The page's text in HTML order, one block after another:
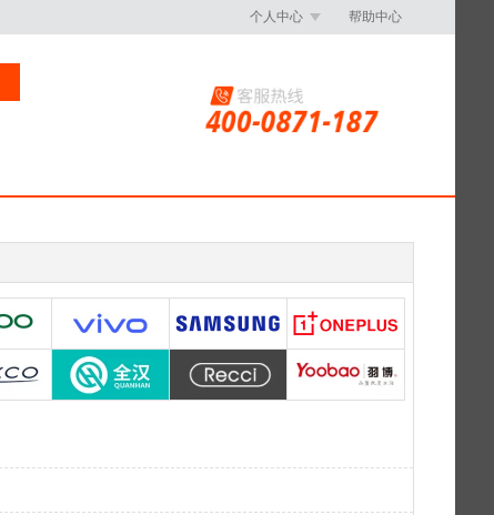
个人中心 帮助中心